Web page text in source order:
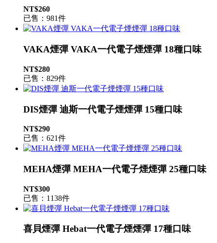
NT$260
已售：981件
VAKA煙彈 VAKA一代電子煙煙彈 18種口味
NT$280
已售：829件
DIS煙彈 迪斯一代電子煙煙彈 15種口味
NT$290
已售：621件
MEHA煙彈 MEHA一代電子煙煙彈 25種口味
NT$300
已售：1138件
喜貝煙彈 Hebat一代電子煙煙彈 17種口味